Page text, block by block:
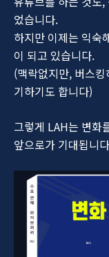
었습니다.
하지만 이제는 익숙
이 되고 있습니다.
(맥락없지만, 버스
기하기도 합니다)
그렇게 LAH는 변화
앞으로가 기대됩니